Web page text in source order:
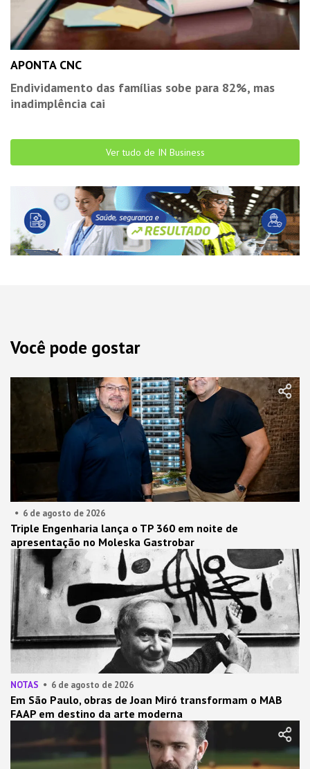
APONTA CNC
Endividamento das famílias sobe para 82%, mas
inadimplência cai
Ver tudo de IN Business
Você pode gostar
6 de agosto de 2026
Triple Engenharia lança o TP 360 em noite de
apresentação no Moleska Gastrobar
NOTAS 6 de agosto de 2026
Em São Paulo, obras de Joan Miró transformam o MAB
FAAP em destino da arte moderna